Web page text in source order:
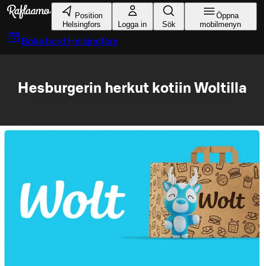
Gå till huvudinnehållet
Position
Helsingfors
Logga in Sök
Öppna
mobilmenyn
Boka bord Helsingfors
Hesburgerin herkut kotiin Woltilla